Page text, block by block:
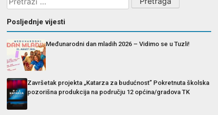
Posljednje vijesti
Međunarodni dan mladih 2026 – Vidimo se u Tuzli!
Završetak projekta „Katarza za budućnost” Pokretnuta školska
pozorišna produkcija na području 12 općina/gradova TK